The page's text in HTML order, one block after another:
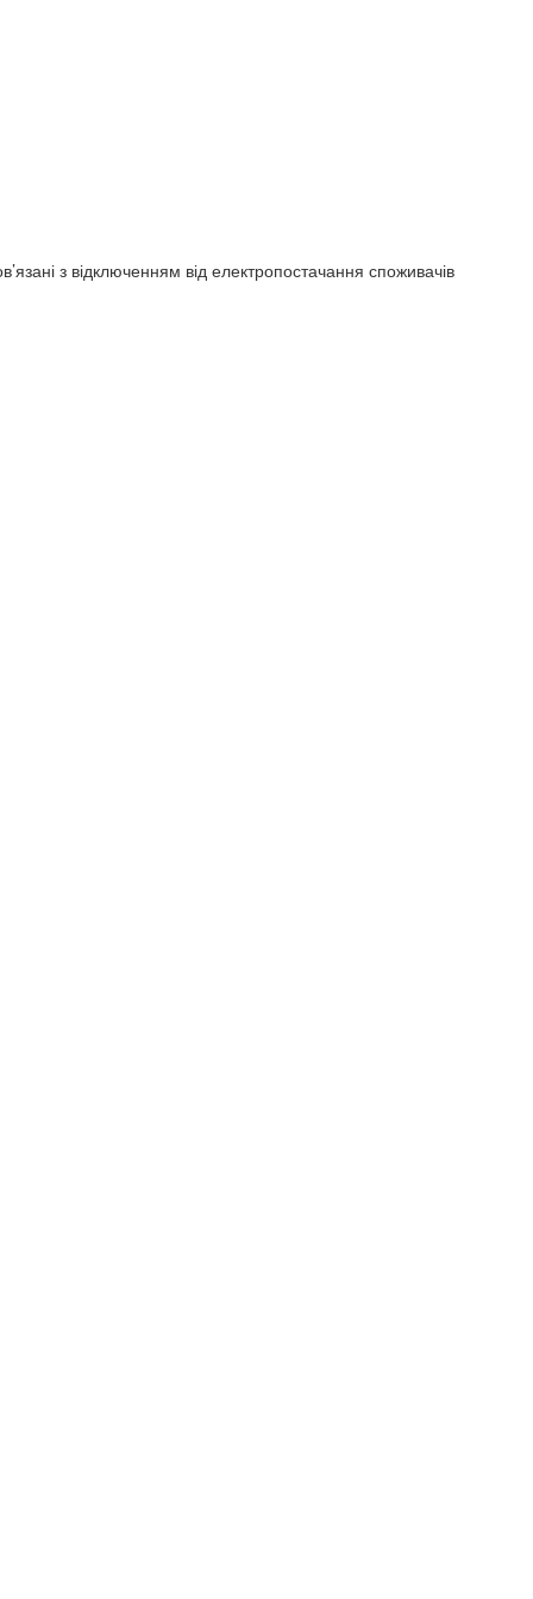
з відключенням від електропостачання споживачів